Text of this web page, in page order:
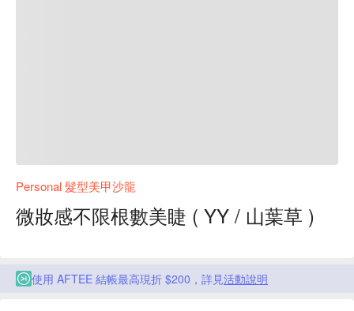
Personal 髮型美甲沙龍
微妝感不限根數美睫 ( YY / 山葉草 )
使用 AFTEE 結帳最高現折 $200，詳見活動說明